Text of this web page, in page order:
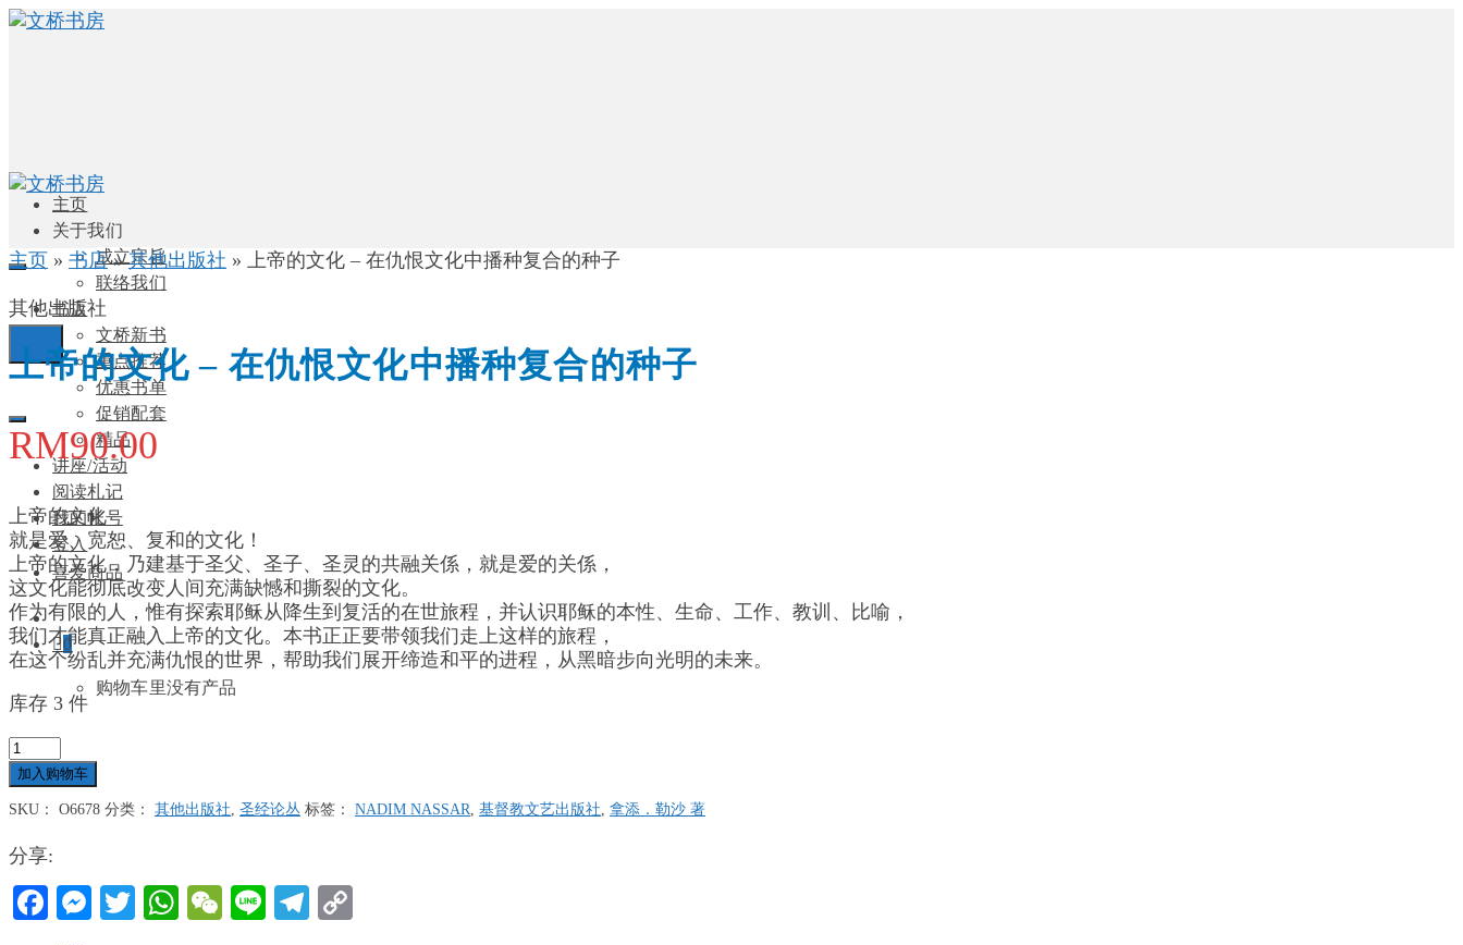
主页
关于我们
成立宗旨
联络我们
书店
文桥新书
重点推荐
优惠书单
促销配套
精品
讲座/活动
阅读札记
我的帐号
登入
喜爱商品
0
购物车里没有产品
0
主页 » 书店 » 其他出版社 » 上帝的文化 – 在仇恨文化中播种复合的种子
其他出版社
上帝的文化 – 在仇恨文化中播种复合的种子
RM90.00
上帝的文化
就是爱、宽恕、复和的文化！
上帝的文化，乃建基于圣父、圣子、圣灵的共融关係，就是爱的关係，
这文化能彻底改变人间充满缺憾和撕裂的文化。
作为有限的人，惟有探索耶稣从降生到复活的在世旅程，并认识耶稣的本性、生命、工作、教训、比喻，
我们才能真正融入上帝的文化。本书正正要带领我们走上这样的旅程，
在这个纷乱并充满仇恨的世界，帮助我们展开缔造和平的进程，从黑暗步向光明的未来。
库存 3 件
上
帝
的
文
化
-
在
仇
加入购物车
SKU： O6678 分类： 其他出版社, 圣经论丛 标签： NADIM NASSAR, 基督教文艺出版社, 拿添．勒沙 著
分享:
Facebook
Messenger
TwitterWhatsApp
WeChat
LineTelegram